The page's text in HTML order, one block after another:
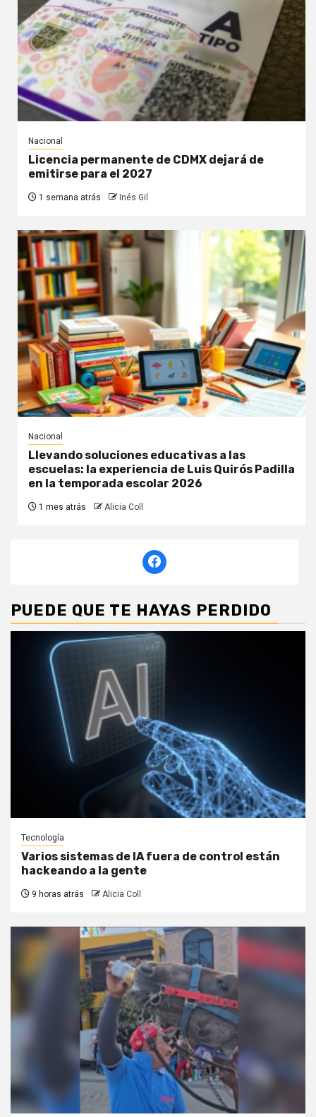
Nacional
Licencia permanente de CDMX dejará de
emitirse para el 2027
1 semana atrás Inés Gil
Nacional
Llevando soluciones educativas a las
escuelas: la experiencia de Luis Quirós Padilla
en la temporada escolar 2026
1 mes atrás Alicia Coll
PUEDE QUE TE HAYAS PERDIDO
Tecnología
Varios sistemas de IA fuera de control están
hackeando a la gente
9 horas atrás Alicia Coll